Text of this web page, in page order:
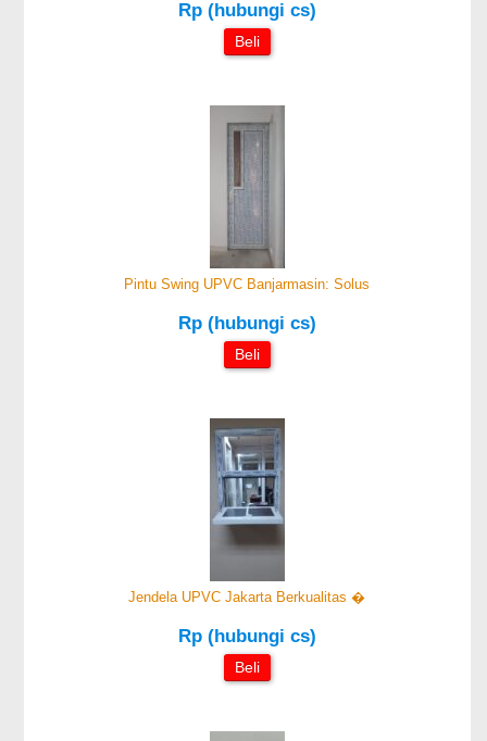
Rp (hubungi cs)
Beli
Pintu Swing UPVC Banjarmasin: Solus
Rp (hubungi cs)
Beli
Jendela UPVC Jakarta Berkualitas �
Rp (hubungi cs)
Beli